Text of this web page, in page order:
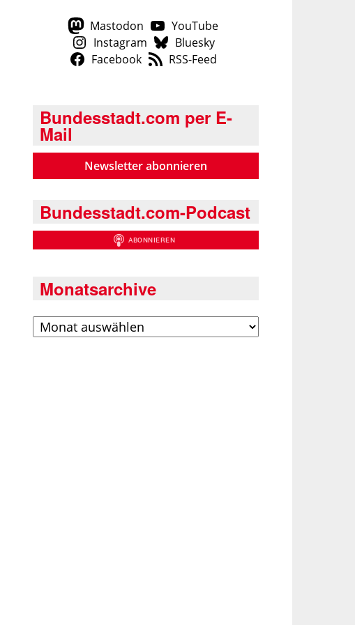
Mastodon
YouTube
Instagram
Bluesky
Facebook
RSS-Feed
Bundesstadt.com per E-
Mail
Newsletter abonnieren
Bundesstadt.com-Podcast
Monatsarchive
Archiv